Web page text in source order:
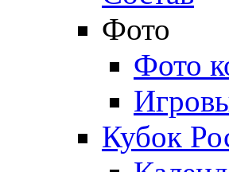
Фото
Фото
Кубок